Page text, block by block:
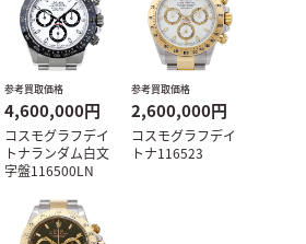
参考買取価格
4,600,000円
コスモグラフデイ
トナランダム白文
字盤116500LN
参考買取価格
2,600,000円
コスモグラフデイ
トナ116523